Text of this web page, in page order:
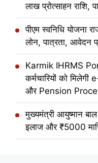
लाख प्रोत्साहन राशि,
पीएम स्वनिधि
लोन, पात्रता, आवेदन
Karmik IHRMS
कर्मचारियों को
और Pension
मुख्यमंत्री आयुष्मान
इलाज और ₹5000